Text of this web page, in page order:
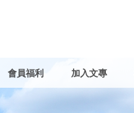
會員福利 加入文專